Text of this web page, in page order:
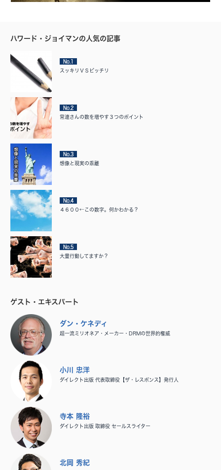
ハワード・ジョイマンの人気の記事
No.1
スッキリＶＳビッチリ
No.2
常連さんの数を増やす３つのポイント
No.3
想像と現実の乖離
No.4
４６００←この数字。何かわかる？
No.5
大量行動してますか？
ゲスト・エキスパート
ダン・ケネディ
超一流ミリオネア・メーカー・DRMの世界的権威
小川 忠洋
ダイレクト出版 代表取締役【ザ・レスポンス】発行人
寺本 隆裕
ダイレクト出版 取締役 セールスライター
北岡 秀紀